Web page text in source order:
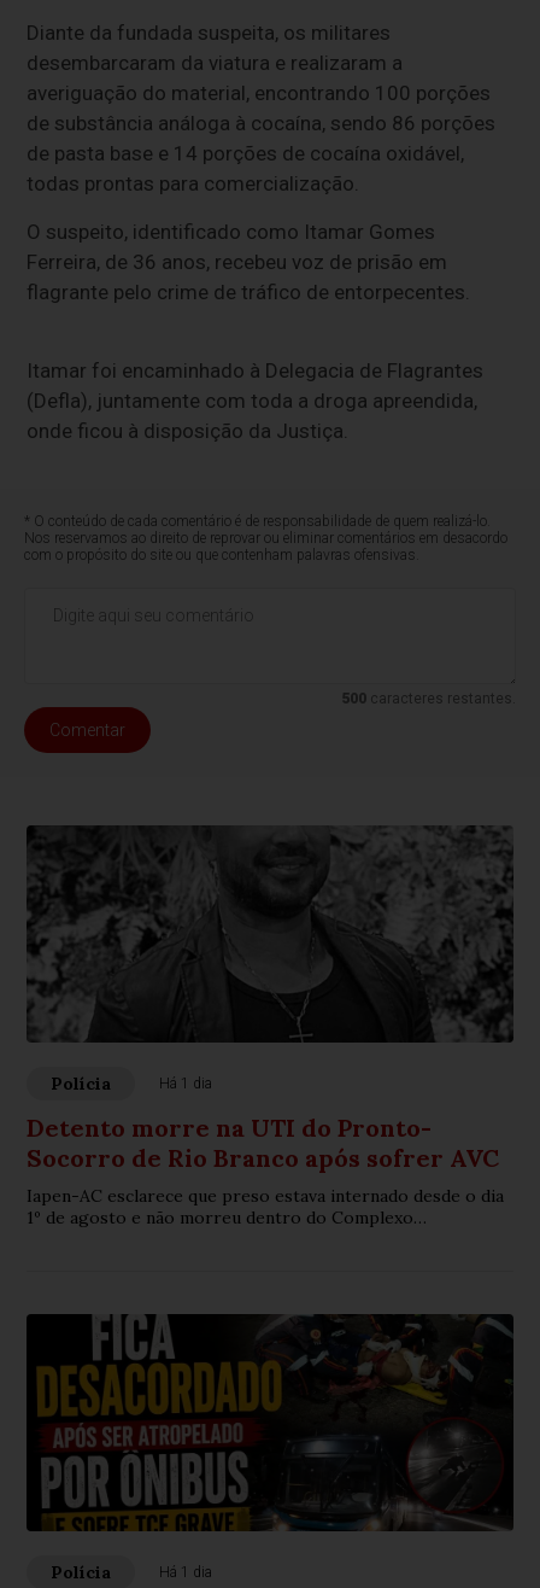
Diante da fundada suspeita, os militares
desembarcaram da viatura e realizaram a
averiguação do material, encontrando 100 porções
de substância análoga à cocaína, sendo 86 porções
de pasta base e 14 porções de cocaína oxidável,
todas prontas para comercialização.
O suspeito, identificado como Itamar Gomes
Ferreira, de 36 anos, recebeu voz de prisão em
flagrante pelo crime de tráfico de entorpecentes.
Itamar foi encaminhado à Delegacia de Flagrantes
(Defla), juntamente com toda a droga apreendida,
onde ficou à disposição da Justiça.
* O conteúdo de cada comentário é de responsabilidade de quem realizá-lo.
Nos reservamos ao direito de reprovar ou eliminar comentários em desacordo
com o propósito do site ou que contenham palavras ofensivas.
500caracteres restantes.
Comentar
Polícia Há 1 dia
Detento morre na UTI do Pronto-
Socorro de Rio Branco após sofrer AVC
Iapen-AC esclarece que preso estava internado desde o dia
1º de agosto e não morreu dentro do Complexo
Polícia Há 1 dia